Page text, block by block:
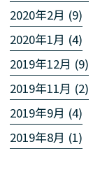
2020年2月 (9)
2020年1月 (4)
2019年12月 (9)
2019年11月 (2)
2019年9月 (4)
2019年8月 (1)